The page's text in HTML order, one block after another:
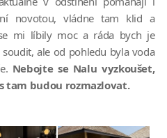
novotou, vládne tam klid a
mi líbily moc a ráda bych je
ale od pohledu byla voda
Nebojte se Nalu vyzkoušet,
tam budou rozmazlovat.